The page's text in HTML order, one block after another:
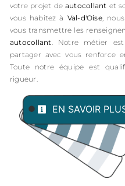
votre projet de autocollant et
vous habitez à Val-d'Oise,
vous transmettre les
autocollant. Notre métier
partager avec vous renforce
Toute notre équipe est
rigueur.
EN SAVOIR